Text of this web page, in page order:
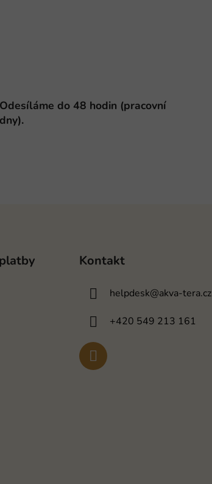
Odesíláme do 48 hodin (pracovní
dny).
Kontakt
helpdesk@akva-tera.cz
+420 549 213 161